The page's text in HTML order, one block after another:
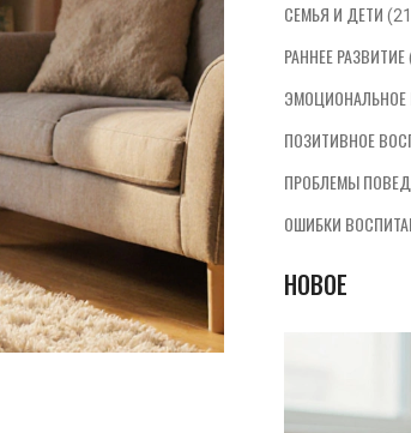
СЕМЬЯ И ДЕТИ
РАННЕЕ РАЗВИТИЕ
ЭМОЦИОНАЛЬНОЕ
ПОЗИТИВНОЕ
ПРОБЛЕМЫ
ОШИБКИ
НОВОЕ